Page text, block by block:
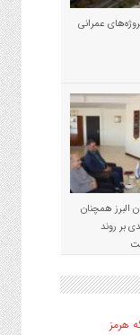
عمرانی
البرز همچنان
بر روند
هرمز